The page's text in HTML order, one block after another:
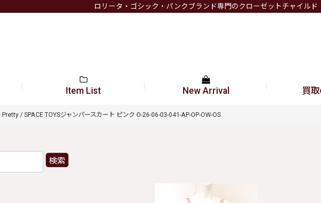
ロリータ・ゴシック・パンクブランド専門のクローゼットチャイルド
Item List New Arrival 買
/ SPACE TOYSジャンパースカート ピンク O-26-06-03-041-AP-OP-OW-OS
検索